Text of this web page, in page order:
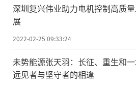
深圳复兴伟业助力电机控制高质
展
2022-02-25 09:33:24
未势能源张天羽：长征、重生和
远见者与坚守者的相逢